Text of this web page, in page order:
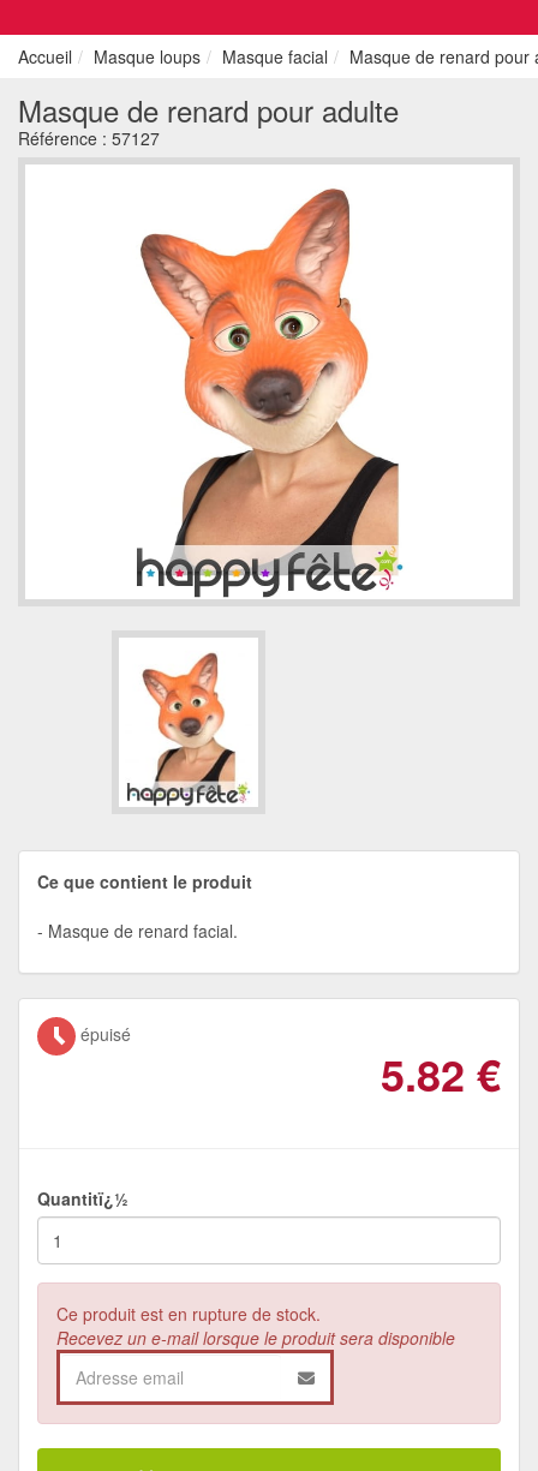
Accueil Masque loups Masque facial Masque de renard pour
Masque de renard pour adulte
Référence : 57127
Ce que contient le produit
Masque de renard facial.
épuisé
5.82 €
Quantitï¿½
Ce produit est en rupture de stock.
Recevez un e-mail lorsque le produit sera disponible